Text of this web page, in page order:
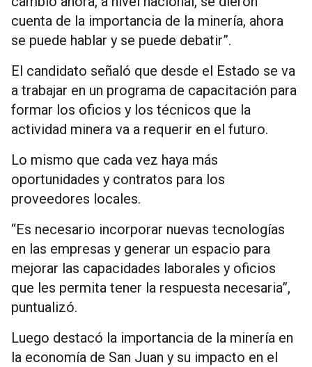
cuenta de la importancia de la minería, ahora
se puede hablar y se puede debatir”.
El candidato señaló que desde el Estado se va
a trabajar en un programa de capacitación para
formar los oficios y los técnicos que la
actividad minera va a requerir en el futuro.
Lo mismo que cada vez haya más
oportunidades y contratos para los
proveedores locales.
“Es necesario incorporar nuevas tecnologías
en las empresas y generar un espacio para
mejorar las capacidades laborales y oficios
que les permita tener la respuesta necesaria”,
puntualizó.
Luego destacó la importancia de la minería en
la economía de San Juan y su impacto en el